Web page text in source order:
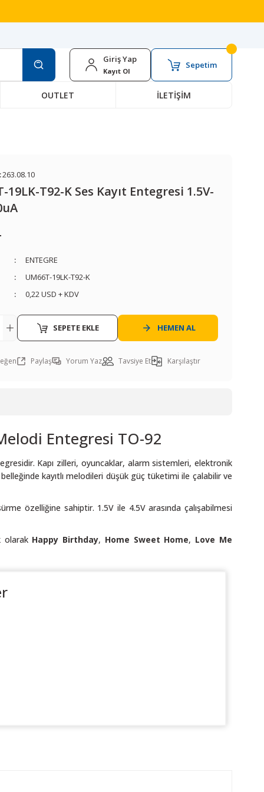
Giriş Yap
Kayıt Ol
Sepetim
OUTLET İLETİŞİM
263.08.10
19LK-T92-K Ses Kayıt Entegresi 1.5V-
ENTEGRE
UM66T-19LK-T92-K
0,22 USD + KDV
SEPETE EKLE HEMEN AL
Paylaş Yorum Yaz Tavsiye Et Karşılaştır
Entegresi TO-92
Kapı zilleri, oyuncaklar, alarm sistemleri, elektronik
kayıtlı melodileri düşük güç tüketimi ile çalabilir ve
özelliğine sahiptir. 1.5V ile 4.5V arasında çalışabilmesi
olarak Happy Birthday, Home Sweet Home, Love Me